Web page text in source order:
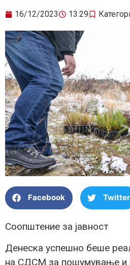
16/12/2023 13:29
Facebook Twitter
Соопштение за јавност
Денеска успешно беше
на СДСМ за пошумување и